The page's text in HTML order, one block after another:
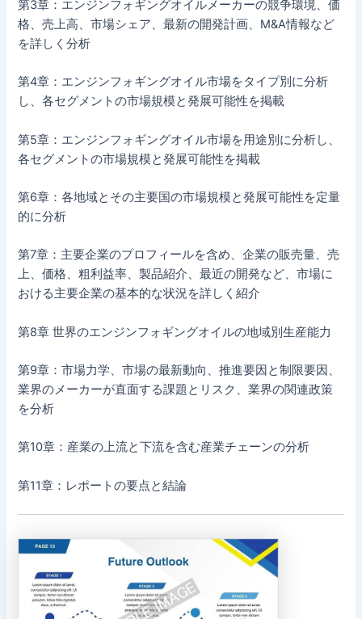
第3章：エンジンフォギングオイルメーカーの競争環境、価
格、売上高、市場シェア、最新の開発計画、M&A情報など
を詳しく分析
第4章：エンジンフォギングオイル市場をタイプ別に分析
し、各セグメントの市場規模と発展可能性を掲載
第5章：エンジンフォギングオイル市場を用途別に分析し、
各セグメントの市場規模と発展可能性を掲載
第6章：各地域とその主要国の市場規模と発展可能性を定量
的に分析
第7章：主要企業のプロフィールを含め、企業の販売量、売
上、価格、粗利益率、製品紹介、最近の開発など、市場に
おける主要企業の基本的な状況を詳しく紹介
第8章 世界のエンジンフォギングオイルの地域別生産能力
第9章：市場力学、市場の最新動向、推進要因と制限要因、
業界のメーカーが直面する課題とリスク、業界の関連政策
を分析
第10章：産業の上流と下流を含む産業チェーンの分析
第11章：レポートの要点と結論